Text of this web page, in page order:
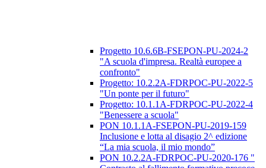
Progetto 10.6.6B-FSEPON-PU-2024-2
"A scuola d'impresa. Realtà europee a
confronto"
Progetto: 10.2.2A-FDRPOC-PU-2022-5
"Un ponte per il futuro"
Progetto: 10.1.1A-FDRPOC-PU-2022-4
"Benessere a scuola"
PON 10.1.1A-FSEPON-PU-2019-159
Inclusione e lotta al disagio 2^ edizione
“La mia scuola, il mio mondo”
PON 10.2.2A-FDRPOC-PU-2020-176 "